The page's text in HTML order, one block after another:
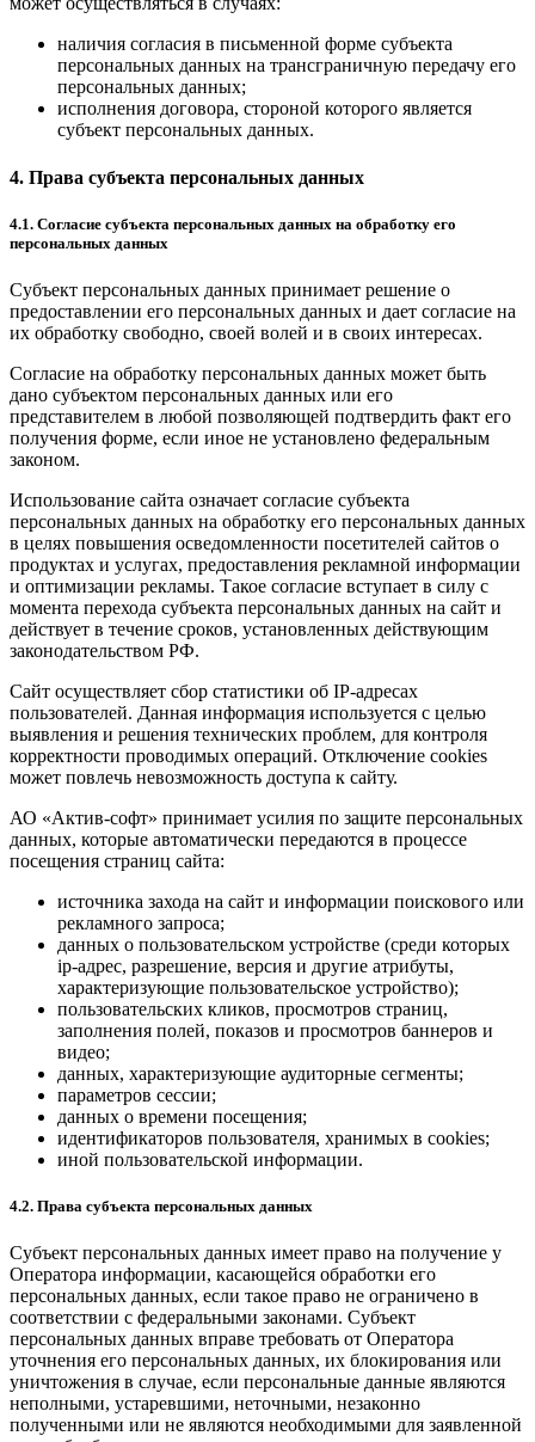
наличия согласия в письменной форме субъекта
персональных данных на трансграничную передачу его
персональных данных;
исполнения договора, стороной которого является
субъект персональных данных.
4. Права субъекта персональных данных
4.1. Согласие субъекта персональных данных на обработку его
персональных данных
Субъект персональных данных принимает решение о
предоставлении его персональных данных и дает согласие на
их обработку свободно, своей волей и в своих интересах.
Согласие на обработку персональных данных может быть
дано субъектом персональных данных или его
представителем в любой позволяющей подтвердить факт его
получения форме, если иное не установлено федеральным
законом.
Использование сайта означает согласие субъекта
персональных данных на обработку его персональных данных
в целях повышения осведомленности посетителей сайтов о
продуктах и услугах, предоставления рекламной информации
и оптимизации рекламы. Такое согласие вступает в силу с
момента перехода субъекта персональных данных на сайт и
действует в течение сроков, установленных действующим
законодательством РФ.
Сайт осуществляет сбор статистики об IP-адресах
пользователей. Данная информация используется с целью
выявления и решения технических проблем, для контроля
корректности проводимых операций. Отключение cookies
может повлечь невозможность доступа к сайту.
АО «Актив-софт» принимает усилия по защите персональных
данных, которые автоматически передаются в процессе
посещения страниц сайта:
источника захода на сайт и информации поискового или
рекламного запроса;
данных о пользовательском устройстве (среди которых
ip-адрес, разрешение, версия и другие атрибуты,
характеризующие пользовательское устройство);
пользовательских кликов, просмотров страниц,
заполнения полей, показов и просмотров баннеров и
видео;
данных, характеризующие аудиторные сегменты;
параметров сессии;
данных о времени посещения;
идентификаторов пользователя, хранимых в cookies;
иной пользовательской информации.
4.2. Права субъекта персональных данных
Субъект персональных данных имеет право на получение у
Оператора информации, касающейся обработки его
персональных данных, если такое право не ограничено в
соответствии с федеральными законами. Субъект
персональных данных вправе требовать от Оператора
уточнения его персональных данных, их блокирования или
уничтожения в случае, если персональные данные являются
неполными, устаревшими, неточными, незаконно
полученными или не являются необходимыми для заявленной